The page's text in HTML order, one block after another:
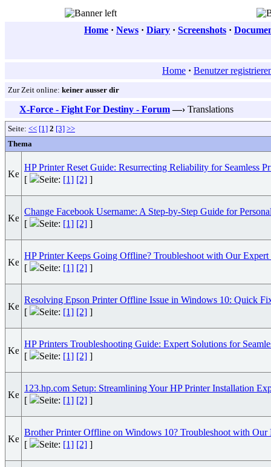
Home · News · Diary · Screenshots ·
Home · Benutzer
Zur Zeit online: keiner ausser dir
X-Force - Fight For Destiny - Forum —› Translations
Seite: << [1] 2 [3] >>
Thema
HP Printer Reset Guide: Resurrecting Reliability for Seamless
[
Seite: [1] [2] ]
Change Facebook Username: A Step-by-Step Guide for
[
Seite: [1] [2] ]
HP Printer Keeps Going Offline? Troubleshoot with Our Expert
[
Seite: [1] [2] ]
Resolving Epson Printer Offline Issue in Windows 10: Quick
[
Seite: [1] [2] ]
HP Printers Troubleshooting Guide: Expert Solutions for
[
Seite: [1] [2] ]
123.hp.com Setup: Streamlining Your HP Printer Installation
[
Seite: [1] [2] ]
Brother Printer Offline on Windows 10? Troubleshoot with Our
[
Seite: [1] [2] ]